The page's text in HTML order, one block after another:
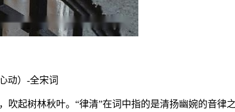
动）-全宋词
树林秋叶。“律清”在词中指的是清扬幽婉的音律